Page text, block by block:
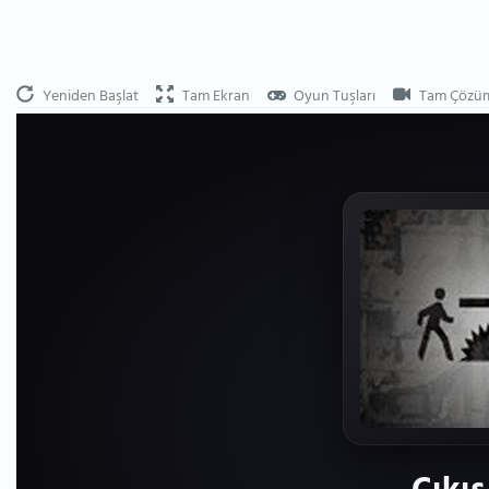
Yeniden Başlat Tam Ekran Oyun Tuşları Tam